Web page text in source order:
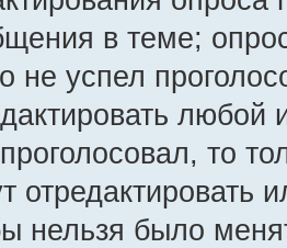
в теме;
не успел
любой
то
отредактировать
нельзя было